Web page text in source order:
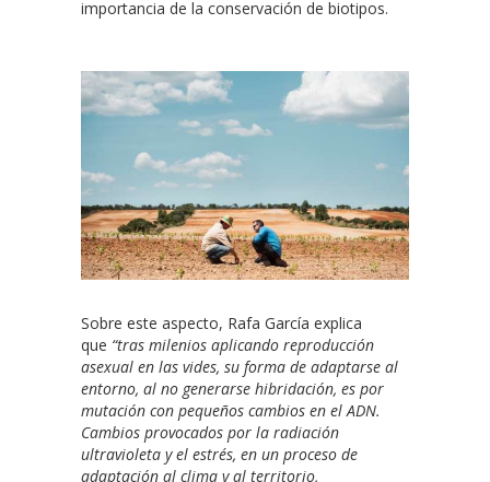
importancia de la conservación de biotipos.
Sobre este aspecto, Rafa García explica
que “tras milenios aplicando reproducción
asexual en las vides, su forma de adaptarse al
entorno, al no generarse hibridación, es por
mutación con pequeños cambios en el ADN.
Cambios provocados por la radiación
ultravioleta y el estrés, en un proceso de
adaptación al clima y al territorio,